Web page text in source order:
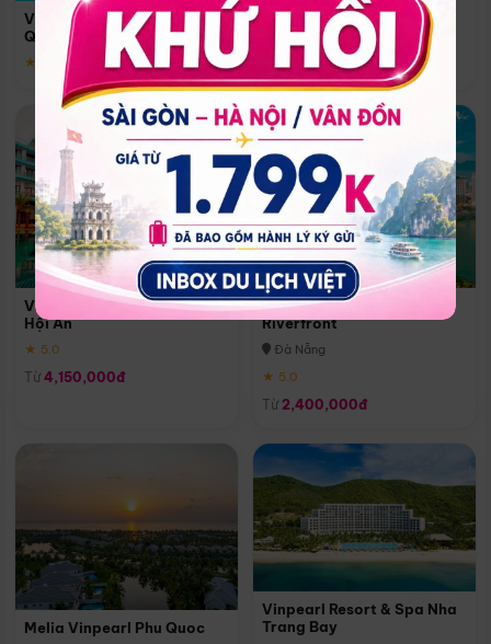
Vinpearl Resort & Spa Phu
Quoc
★ 5.0
Quoc
Phú Quốc
★ 5.0
Vinpearl Resort & Golf Nam
Hội An
★ 5.0
Từ 4,150,000đ
Melia Vinpearl Danang
Riverfront
Đà Nẵng
★ 5.0
Từ 2,400,000đ
Melia Vinpearl Phu Quoc
Vinpearl Resort & Spa Nha
Trang Bay